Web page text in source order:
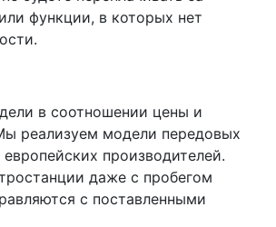
функции, в которых нет
в соотношении цены и
реализуем модели передовых
производителей.
даже с пробегом
с поставленными